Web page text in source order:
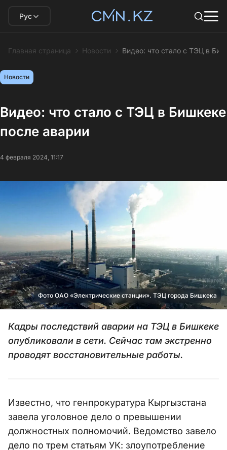
Рус
Главная страница Новости Видео: что стало с ТЭЦ в
Новости
Видео: что стало с ТЭЦ в Бишкеке
после аварии
4 февраля 2024, 11:17
Фото ОАО «Электрические станции». ТЭЦ города Бишкека
Кадры последствий аварии на ТЭЦ в Бишкеке
опубликовали в сети. Сейчас там экстренно
проводят восстановительные работы.
Известно, что генпрокуратура Кыргызстана
завела уголовное дело о превышении
должностных полномочий. Ведомство завело
дело по трем статьям УК: злоупотребление